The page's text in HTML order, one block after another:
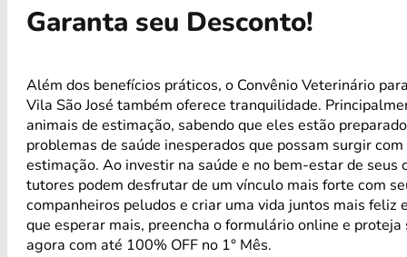
Garanta seu Desconto!
Além dos benefícios práticos, o Convênio Veterinário
Vila São José também oferece tranquilidade.
animais de estimação, sabendo que eles estão
problemas de saúde inesperados que possam surgir
estimação. Ao investir na saúde e no bem-estar de seus
tutores podem desfrutar de um vínculo mais forte com
companheiros peludos e criar uma vida juntos mais feliz
que esperar mais, preencha o formulário online e proteja
agora com até 100% OFF no 1° Mês.